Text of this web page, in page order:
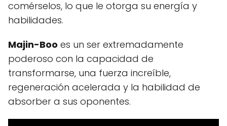
comérselos, lo que le otorga su energía y
habilidades.
Majin-Boo es un ser extremadamente
poderoso con la capacidad de
transformarse, una fuerza increíble,
regeneración acelerada y la habilidad de
absorber a sus oponentes.